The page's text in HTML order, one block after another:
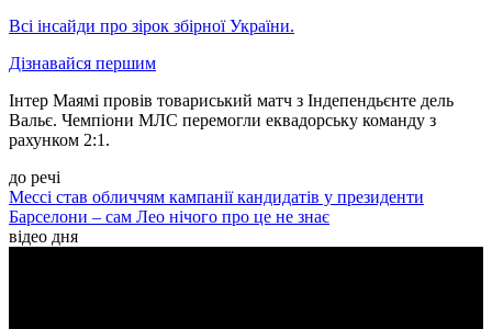
Всі інсайди про зірок збірної України.
Дізнавайся першим
Інтер Маямі провів товариський матч з Індепендьєнте дель
Вальє. Чемпіони МЛС перемогли еквадорську команду з
рахунком 2:1.
до речі
Мессі став обличчям кампанії кандидатів у президенти
Барселони – сам Лео нічого про це не знає
відео дня